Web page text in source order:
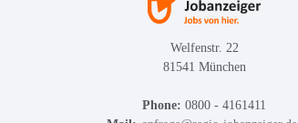
Welfenstr. 22
81541 München
Phone: 0800 - 4161411